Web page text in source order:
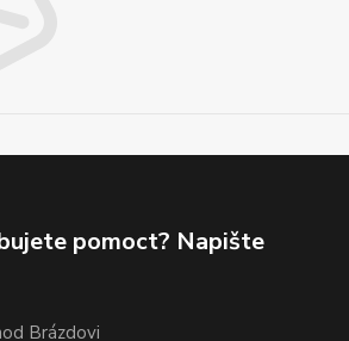
pomoct? Napište
Brázdovi